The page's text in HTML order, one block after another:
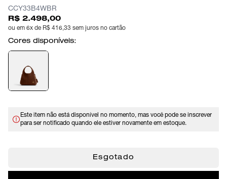
CCY33B4WBR
R$ 2.498,00
ou em 6x de R$ 416,33 sem juros no cartão
Cores disponíveis:
Este item não está disponível no momento, mas você pode se inscrever
para ser notificado quando ele estiver novamente em estoque.
Esgotado